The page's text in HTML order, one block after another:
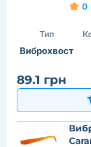
0
Тип
Виброхвост
89.1 грн